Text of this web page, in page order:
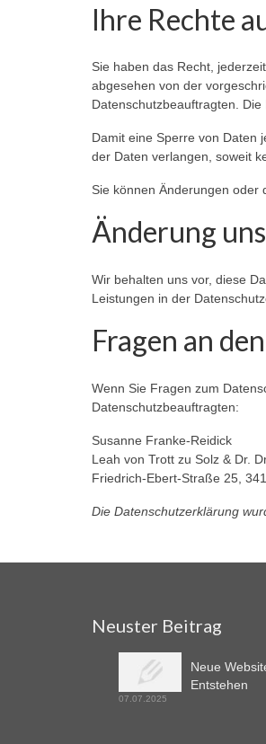
Ihre Rechte
Sie haben das Recht,
abgesehen von der
Datenschutzbeauftragten.
Damit eine Sperre von Daten
der Daten verlangen, soweit
Sie können Änderungen oder
Änderung
Wir behalten uns vor, diese
Leistungen in der
Fragen an
Wenn Sie Fragen zum
Datenschutzbeauftragten:
Susanne Franke-Reidick
Leah von Trott zu Solz & Dr.
Fried­rich-Ebert-Stra­ße 25,
Die Datenschutzerklärung
Neuster Beitrag
Neue
Entstehen
07.07.2025